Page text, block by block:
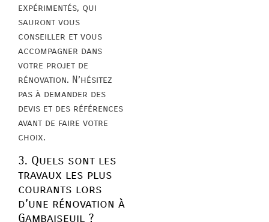
expérimentés, qui
sauront vous
conseiller et vous
accompagner dans
votre projet de
rénovation. N’hésitez
pas à demander des
devis et des références
avant de faire votre
choix.
3. Quels sont les
travaux les plus
courants lors
d’une rénovation à
Gambaiseuil ?